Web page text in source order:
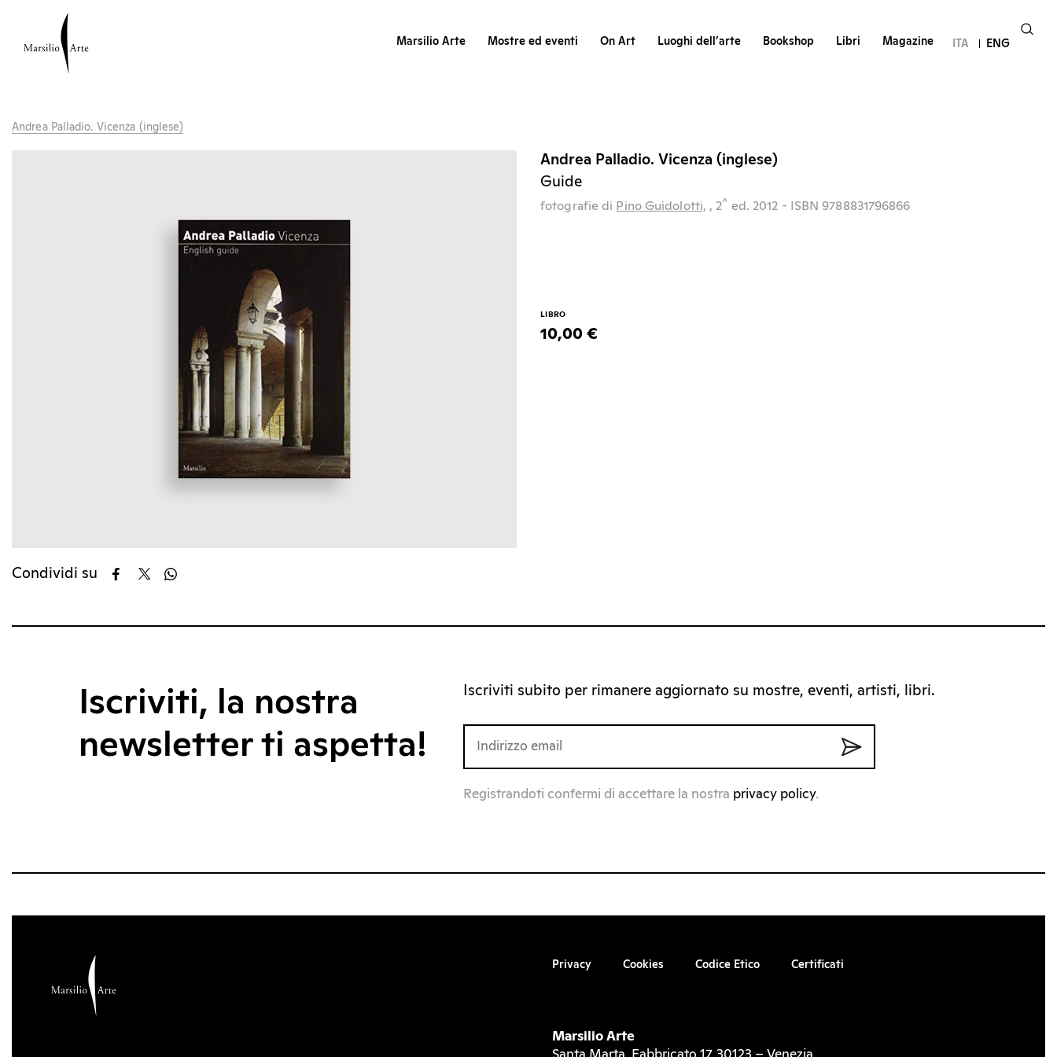
Marsilio Arte Mostre ed eventi On Art Luoghi dell’arte Bookshop Libri Magazine ITA ENG
Andrea Palladio. Vicenza (inglese)
Condividi su
Andrea Palladio. Vicenza (inglese)
Guide
fotografie di Pino Guidolotti, , 2^ ed. 2012 - ISBN 9788831796866
LIBRO
10,00 €
Iscriviti, la nostra
newsletter ti aspetta!
Iscriviti subito per rimanere aggiornato su mostre, eventi, artisti, libri.
Registrandoti confermi di accettare la nostra privacy policy.
Privacy Cookies Codice Etico Certificati
Marsilio Arte